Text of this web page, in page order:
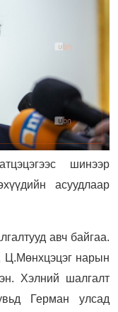
шинээр
асуудлаар
авч байгаа.
нарын
Хэлний шалгалт
Герман улсад